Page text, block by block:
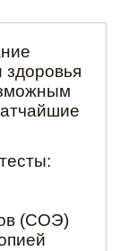
здоровья
(СОЭ)